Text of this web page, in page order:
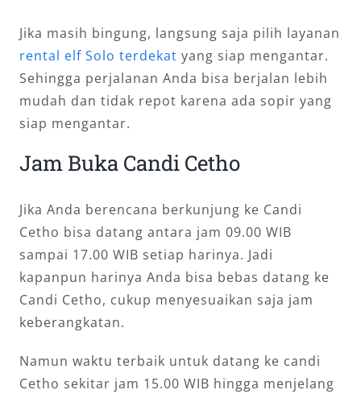
Jika masih bingung, langsung saja pilih layanan
rental elf Solo terdekat yang siap mengantar.
Sehingga perjalanan Anda bisa berjalan lebih
mudah dan tidak repot karena ada sopir yang
siap mengantar.
Jam Buka Candi Cetho
Jika Anda berencana berkunjung ke Candi
Cetho bisa datang antara jam 09.00 WIB
sampai 17.00 WIB setiap harinya. Jadi
kapanpun harinya Anda bisa bebas datang ke
Candi Cetho, cukup menyesuaikan saja jam
keberangkatan.
Namun waktu terbaik untuk datang ke candi
Cetho sekitar jam 15.00 WIB hingga menjelang